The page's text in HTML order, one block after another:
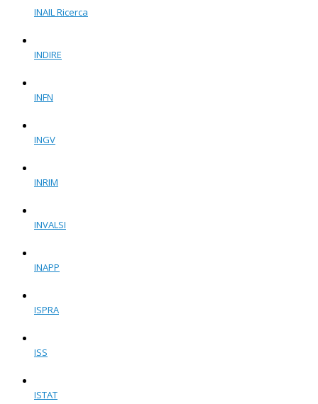
INAIL Ricerca
INDIRE
INFN
INGV
INRIM
INVALSI
INAPP
ISPRA
ISS
ISTAT